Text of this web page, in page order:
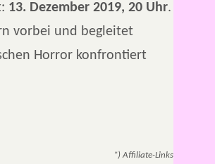
13. Dezember 2019, 20 Uhr.
vorbei und begleitet
Horror konfrontiert
*) Affiliate-Links